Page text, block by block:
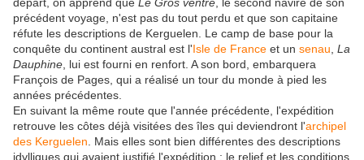
précédent voyage, n'est pas du tout perdu et que son capitaine
réfute les descriptions de Kerguelen. Le camp de base pour la
conquête du continent austral est l'Isle de France et un senau La
Dauphine , lui est fourni en renfort. A son bord, embarquera
François de Pages, qui a réalisé un tour du monde à pied les
années précédentes.
En suivant la même route que l'année précédente, l'expédition
retrouve les côtes déjà visitées des îles qui deviendront l'archipel
des Kerguelen . Mais elles sont bien différentes des descriptions
idylliques qui avaient justifié l'expédition ; le relief et les conditions